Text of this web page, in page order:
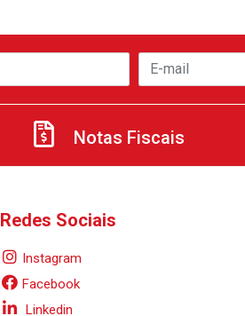
Notas Fiscais
Redes Sociais
Instagram
Facebook
Linkedin